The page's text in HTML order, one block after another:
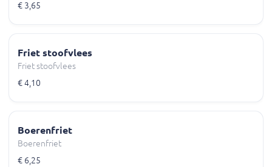
€ 3,65
Friet stoofvlees
Friet stoofvlees
€ 4,10
Boerenfriet
Boerenfriet
€ 6,25